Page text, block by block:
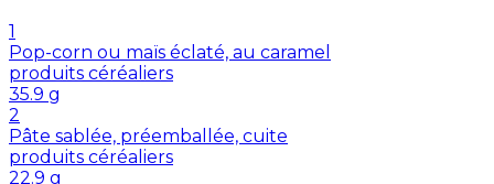
1
Pop-corn ou maïs éclaté, au caramel
produits céréaliers
35.9 g
2
Pâte sablée, préemballée, cuite
produits céréaliers
22.9 g